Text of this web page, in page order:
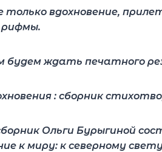
только вдохновение,
будем ждать печатного
: сборник
Ольги Бурыгиной
к миру: к северному